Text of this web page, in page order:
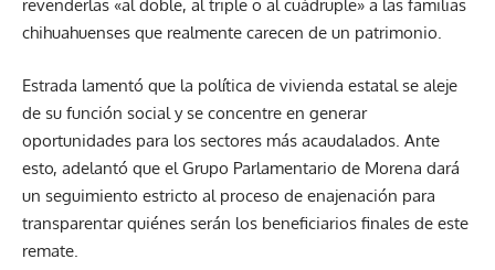
revenderlas «al doble, al triple o al cuádruple» a las familias
chihuahuenses que realmente carecen de un patrimonio.
Estrada lamentó que la política de vivienda estatal se aleje
de su función social y se concentre en generar
oportunidades para los sectores más acaudalados. Ante
esto, adelantó que el Grupo Parlamentario de Morena dará
un seguimiento estricto al proceso de enajenación para
transparentar quiénes serán los beneficiarios finales de este
remate.